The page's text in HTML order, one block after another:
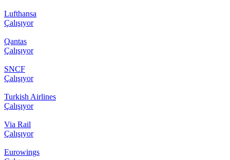
Lufthansa
Çalışıyor
Qantas
Çalışıyor
SNCF
Çalışıyor
Turkish Airlines
Çalışıyor
Via Rail
Çalışıyor
Eurowings